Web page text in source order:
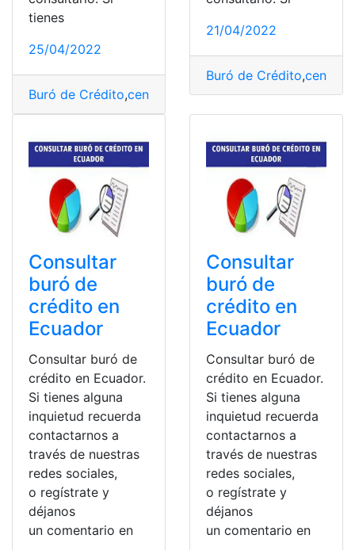
tienes
25/04/2022
Buró de Crédito,central de riesgo,Consultas,
21/04/2022
Buró de Crédito,central
Consultar
buró de
crédito en
Ecuador
Consultar buró de
crédito en Ecuador.
Si tienes alguna
inquietud recuerda
contactarnos a
través de nuestras
redes sociales,
o regístrate y
déjanos
un comentario en
Consultar
buró de
crédito en
Ecuador
Consultar buró de
crédito en Ecuador.
Si tienes alguna
inquietud recuerda
contactarnos a
través de nuestras
redes sociales,
o regístrate y
déjanos
un comentario en